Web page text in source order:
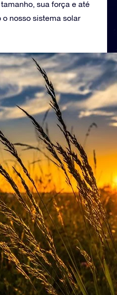
sua força e até
nosso sistema solar